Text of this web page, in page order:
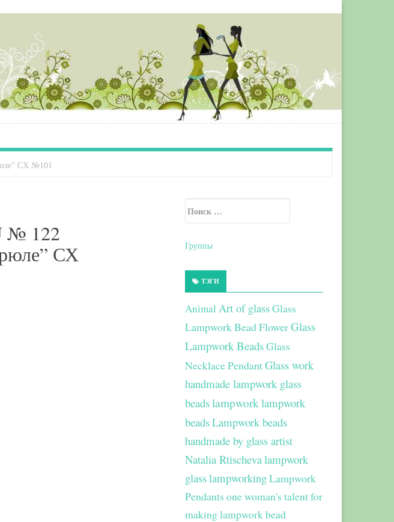
СХ №101
№ 122
СХ
Secondary Sidebar
Группы
ТЭГИ
Animal Art of glassGlass
Lampwork Bead FlowerGlass
Lampwork BeadsGlass
Necklace PendantGlass work
handmade lampwork glass
beadslampworklampwork
beadsLampwork beads
handmade by glass artist
Natalia Rtischevalampwork
glasslampworkingLampwork
Pendants one woman's talent for
making lampwork bead